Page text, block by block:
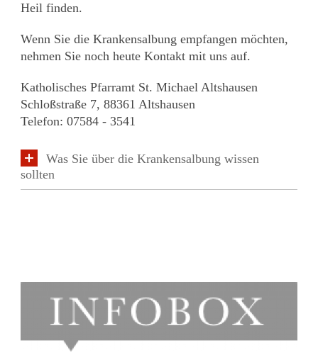
Heil finden.
Wenn Sie die Krankensalbung empfangen möchten,
nehmen Sie noch heute Kontakt mit uns auf.
Katholisches Pfarramt St. Michael Altshausen
Schloßstraße 7, 88361 Altshausen
Telefon: 07584 - 3541
Was Sie über die Krankensalbung wissen
sollten